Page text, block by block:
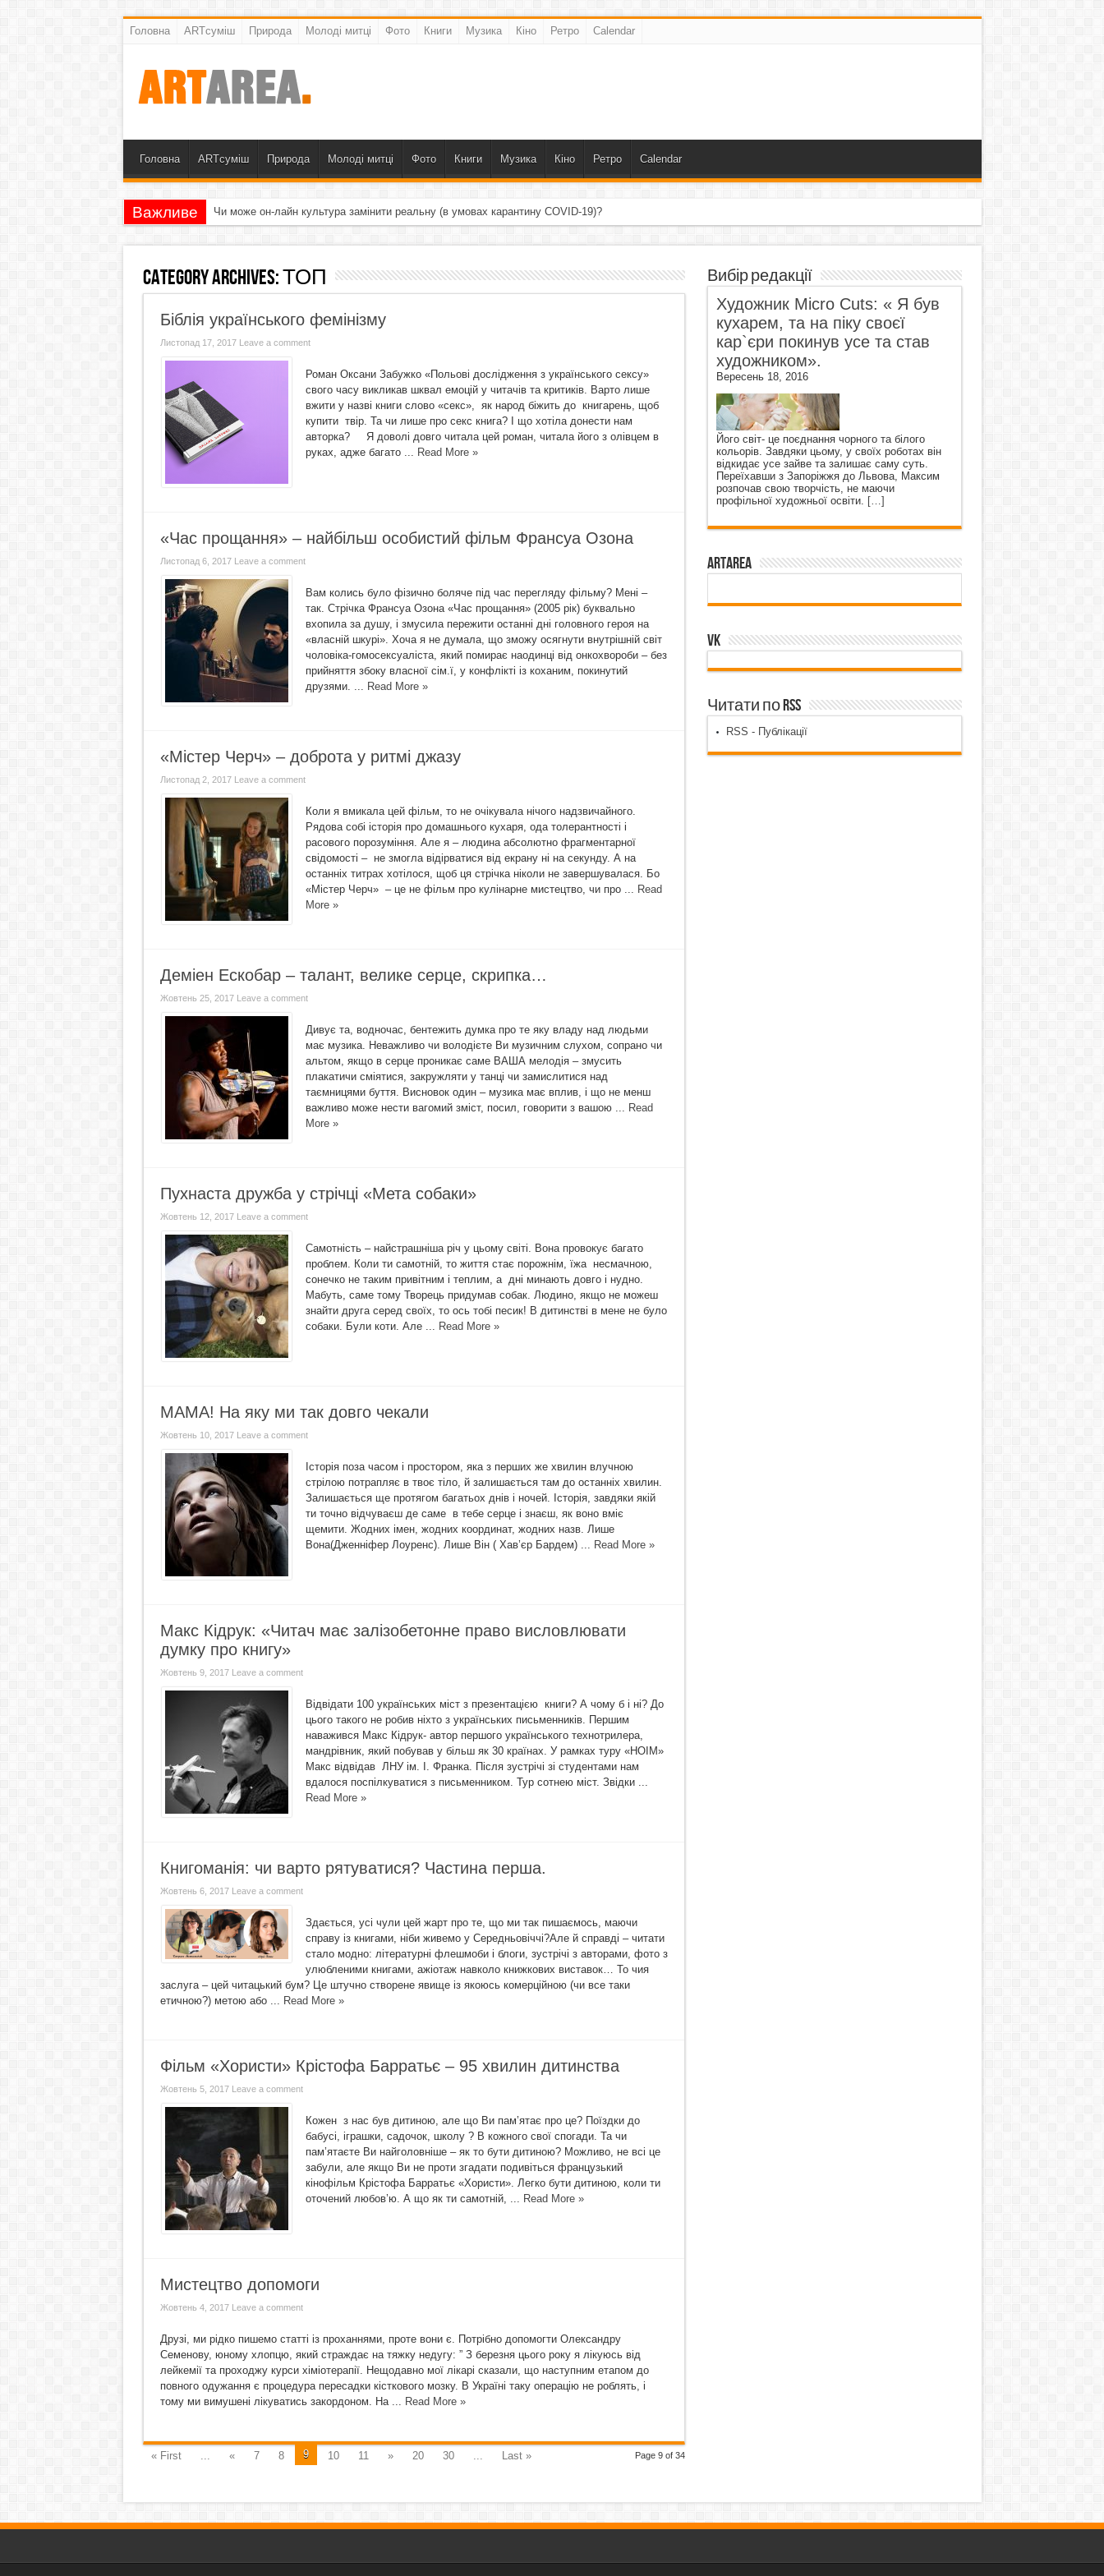
Головна ARTсуміш Природа Молоді митці Фото Книги Музика Кіно Ретро Calendar
Головна ARTсуміш Природа Молоді митці Фото Книги Музика Кіно Ретро Calendar
Важливе Чи може он-лайн культура замінити реальну (в умовах карантину COVID-19)?
Category Archives:ТОП
Біблія українського фемінізму
Листопад 17, 2017 Leave a comment
Роман Оксани Забужко «Польові дослідження з українського сексу»
свого часу викликав шквал емоцій у читачів та критиків. Варто лише
вжити у назві книги слово «секс», як народ біжить до книгарень, щоб
купити твір. Та чи лише про секс книга? І що хотіла донести нам
авторка? Я доволі довго читала цей роман, читала його з олівцем в
руках, адже багато ... Read More »
«Час прощання» – найбільш особистий фільм Франсуа Озона
Листопад 6, 2017 Leave a comment
Вам колись було фізично боляче під час перегляду фільму? Мені –
так. Стрічка Франсуа Озона «Час прощання» (2005 рік) буквально
вхопила за душу, і змусила пережити останні дні головного героя на
«власній шкурі». Хоча я не думала, що зможу осягнути внутрішній світ
чоловіка-гомосексуаліста, який помирає наодинці від онкохвороби – без
прийняття збоку власної сім.ї, у конфлікті із коханим, покинутий
друзями. ... Read More »
«Містер Черч» – доброта у ритмі джазу
Листопад 2, 2017 Leave a comment
Коли я вмикала цей фільм, то не очікувала нічого надзвичайного.
Рядова собі історія про домашнього кухаря, ода толерантності і
расового порозуміння. Але я – людина абсолютно фрагментарної
свідомості – не змогла відірватися від екрану ні на секунду. А на
останніх титрах хотілося, щоб ця стрічка ніколи не завершувалася. Бо
«Містер Черч» – це не фільм про кулінарне мистецтво, чи про ... Read
More »
Деміен Ескобар – талант, велике серце, скрипка…
Жовтень 25, 2017 Leave a comment
Дивує та, водночас, бентежить думка про те яку владу над людьми
має музика. Неважливо чи володієте Ви музичним слухом, сопрано чи
альтом, якщо в серце проникає саме ВАША мелодія – змусить
плакатичи сміятися, закружляти у танці чи замислитися над
таємницями буття. Висновок один – музика має вплив, і що не менш
важливо може нести вагомий зміст, посил, говорити з вашою ... Read
More »
Пухнаста дружба у стрічці «Мета собаки»
Жовтень 12, 2017 Leave a comment
Самотність – найстрашніша річ у цьому світі. Вона провокує багато
проблем. Коли ти самотній, то життя стає порожнім, їжа несмачною,
сонечко не таким привітним і теплим, а дні минають довго і нудно.
Мабуть, саме тому Творець придумав собак. Людино, якщо не можеш
знайти друга серед своїх, то ось тобі песик! В дитинстві в мене не було
собаки. Були коти. Але ... Read More »
МАМА! На яку ми так довго чекали
Жовтень 10, 2017 Leave a comment
Історія поза часом і простором, яка з перших же хвилин влучною
стрілою потрапляє в твоє тіло, й залишається там до останніх хвилин.
Залишається ще протягом багатьох днів і ночей. Історія, завдяки якій
ти точно відчуваєш де саме в тебе серце і знаєш, як воно вміє
щемити. Жодних імен, жодних координат, жодних назв. Лише
Вона(Дженніфер Лоуренс). Лише Він ( Хав’єр Бардем) ... Read More »
Макс Кідрук: «Читач має залізобетонне право висловлювати
думку про книгу»
Жовтень 9, 2017 Leave a comment
Відвідати 100 українських міст з презентацією книги? А чому б і ні? До
цього такого не робив ніхто з українських письменників. Першим
наважився Макс Кідрук- автор першого українського технотрилера,
мандрівник, який побував у більш як 30 країнах. У рамках туру «НОІМ»
Макс відвідав ЛНУ ім. І. Франка. Після зустрічі зі студентами нам
вдалося поспілкуватися з письменником. Тур сотнею міст. Звідки ...
Read More »
Книгоманія: чи варто рятуватися? Частина перша.
Жовтень 6, 2017 Leave a comment
Здається, усі чули цей жарт про те, що ми так пишаємось, маючи
справу із книгами, ніби живемо у Cередньовіччі?Але й справді – читати
стало модно: літературні флешмоби і блоги, зустрічі з авторами, фото з
улюбленими книгами, ажіотаж навколо книжкових виставок… То чия
заслуга – цей читацький бум? Це штучно створене явище із якоюсь комерційною (чи все таки
етичною?) метою або ... Read More »
Фільм «Хористи» Крістофа Барратьє – 95 хвилин дитинства
Жовтень 5, 2017 Leave a comment
Кожен з нас був дитиною, але що Ви пам’ятає про це? Поїздки до
бабусі, іграшки, садочок, школу ? В кожного свої спогади. Та чи
пам’ятаєте Ви найголовніше – як то бути дитиною? Можливо, не всі це
забули, але якщо Ви не проти згадати подивіться французький
кінофільм Крістофа Барратьє «Хористи». Легко бути дитиною, коли ти
оточений любов’ю. А що як ти самотній, ... Read More »
Мистецтво допомоги
Жовтень 4, 2017 Leave a comment
Друзі, ми рідко пишемо статті із проханнями, проте вони є. Потрібно допомогти Олександру
Семенову, юному хлопцю, який страждає на тяжку недугу: ” З березня цього року я лікуюсь від
лейкемії та проходжу курси хіміотерапії. Нещодавно мої лікарі сказали, що наступним етапом до
повного одужання є процедура пересадки кісткового мозку. В Україні таку операцію не роблять, і
тому ми вимушені лікуватись закордоном. На ... Read More »
Page 9 of 34
« First ... « 7 8 9 10 11 » 20 30 ... Last »
Вибір редакції
Художник Micro Cuts: « Я був
кухарем, та на піку своєї
кар`єри покинув усе та став
художником».
Вересень 18, 2016
Його світ- це поєднання чорного та білого
кольорів. Завдяки цьому, у своїх роботах він
відкидає усе зайве та залишає саму суть.
Переїхавши з Запоріжжя до Львова, Максим
розпочав свою творчість, не маючи
профільної художньої освіти. […]
ArtArea
VK
Читати по RSS
RSS - Публікації